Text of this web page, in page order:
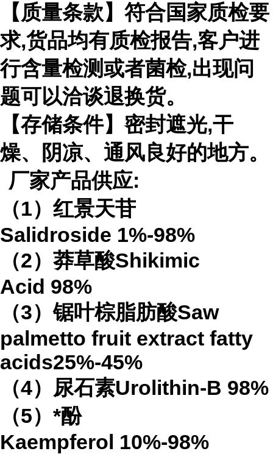
【质量条款】符合国家质检要
求,货品均有质检报告,客户进
行含量检测或者菌检,出现问
题可以洽谈退换货。
【存储条件】密封遮光,干
燥、阴凉、通风良好的地方。
厂家产品供应:
（1）红景天苷
Salidroside 1%-98%
（2）莽草酸Shikimic
Acid 98%
（3）锯叶棕脂肪酸Saw
palmetto fruit extract fatty
acids25%-45%
（4） 尿石素Urolithin-B 98%
（5）*酚
Kaempferol 10%-98%